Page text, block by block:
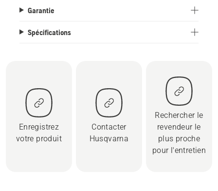
Garantie
Spécifications
Enregistrez
votre produit
Contacter
Husqvarna
Rechercher le
revendeur le
plus proche
pour l'entretien